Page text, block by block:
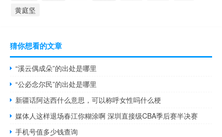
黄庭坚
猜你想看的文章
“溪云偶成朵”的出处是哪里
“公必念尔民”的出处是哪里
新疆话阿达西什么意思，可以称呼女性吗什么梗
媒体人这样退场春江你糊涂啊 深圳直接级CBA季后赛半决赛
手机号值多少钱查询